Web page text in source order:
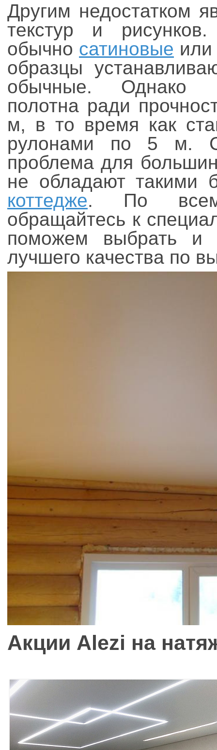
Другим недостатком
текстур и
обычно сатиновые
образцы
обычные. Однако
полотна ради
м, в то время как
рулонами по 5 м.
проблема для
не обладают такими
коттедже. По всем
обращайтесь к
поможем выбрать и
лучшего качества по
Акции Alezi на